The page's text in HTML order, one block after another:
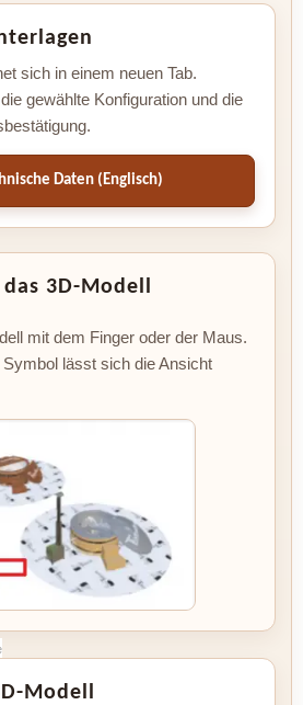
sich in einem neuen Tab.
gewählte Konfiguration und die
Daten (Englisch)
3D-Modell
mit dem Finger oder der Maus.
lässt sich die Ansicht
Modell